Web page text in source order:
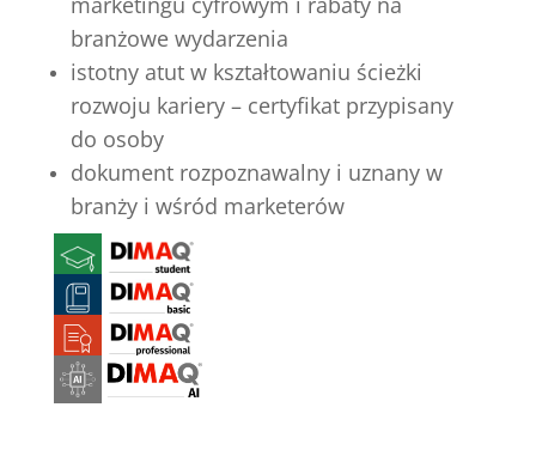
branżowe wydarzenia
istotny atut w kształtowaniu ścieżki
rozwoju kariery – certyfikat przypisany
do osoby
dokument rozpoznawalny i uznany w
branży i wśród marketerów